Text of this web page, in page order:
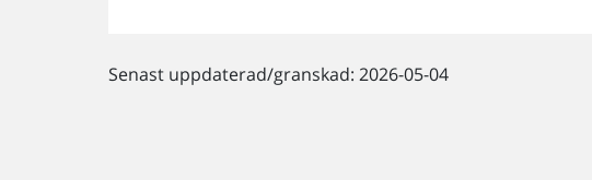
Senast uppdaterad/granskad: 2026-05-04